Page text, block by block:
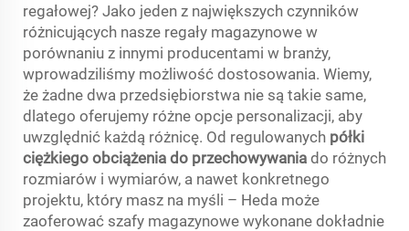
regałowej? Jako jeden z największych czynników
różnicujących nasze regały magazynowe w
porównaniu z innymi producentami w branży,
wprowadziliśmy możliwość dostosowania. Wiemy,
że żadne dwa przedsiębiorstwa nie są takie same,
dlatego oferujemy różne opcje personalizacji, aby
uwzględnić każdą różnicę. Od regulowanych półki
ciężkiego obciążenia do przechowywania do różnych
rozmiarów i wymiarów, a nawet konkretnego
projektu, który masz na myśli – Heda może
zaoferować szafy magazynowe wykonane dokładnie